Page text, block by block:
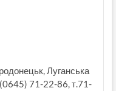
Луганська
71-22-86, т.71-